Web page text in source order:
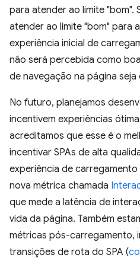
para atender ao limite "bom".
atender ao limite "bom" para
experiência inicial de
não será percebida como
de navegação na página seja
No futuro, planejamos
incentivem experiências
acreditamos que esse é o
incentivar SPAs de alta
experiência de carregamento
nova métrica chamada
que mede a latência de
vida da página. Também
métricas pós-carregamento,
transições de rota do SPA (